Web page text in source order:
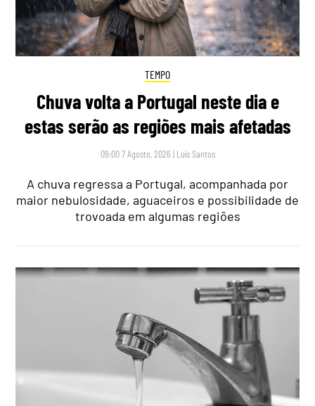
TEMPO
Chuva volta a Portugal neste dia e
estas serão as regiões mais afetadas
09:00 7 Agosto, 2026 | Luís Santos
A chuva regressa a Portugal, acompanhada por
maior nebulosidade, aguaceiros e possibilidade de
trovoada em algumas regiões